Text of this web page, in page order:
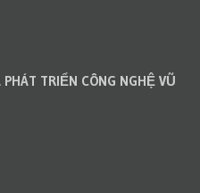
TRIỂN CÔNG NGHỆ VŨ